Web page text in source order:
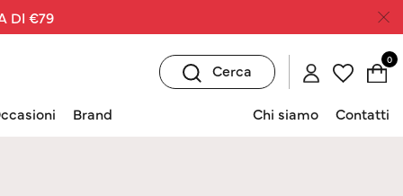
DI €79
Cerca
0
Brand Chi siamo Contatti